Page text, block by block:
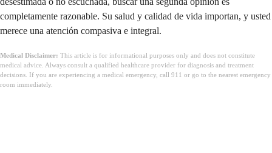
completamente razonable. Su salud y calidad de vida importan, y usted
merece una atención compasiva e integral.
Medical Disclaimer: This article is for informational purposes only and does not constitute
medical advice. Always consult a qualified healthcare provider for diagnosis and treatment
decisions. If you are experiencing a medical emergency, call 911 or go to the nearest emergency
room immediately.